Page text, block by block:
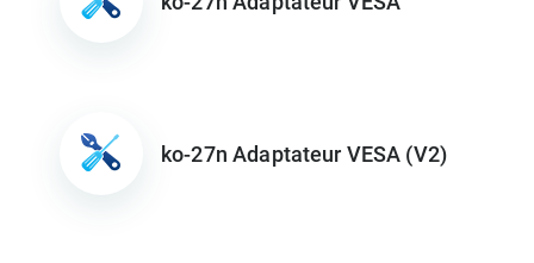
ko-27n Adaptateur VESA (V2)